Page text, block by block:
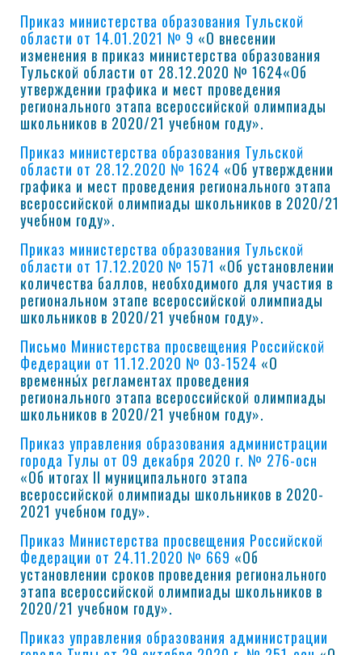
Приказ министерства образования Тульской
области от 14.01.2021 № 9 «О внесении
изменения в приказ министерства образования
Тульской области от 28.12.2020 № 1624«Об
утверждении графика и мест проведения
регионального этапа всероссийской олимпиады
школьников в 2020/21 учебном году».
Приказ министерства образования Тульской
области от 28.12.2020 № 1624 «Об утверждении
графика и мест проведения регионального этапа
всероссийской олимпиады школьников в 2020/21
учебном году».
Приказ министерства образования Тульской
области от 17.12.2020 № 1571 «Об установлении
количества баллов, необходимого для участия в
региональном этапе всероссийской олимпиады
школьников в 2020/21 учебном году».
Письмо Министерства просвещения Российской
Федерации от 11.12.2020 № 03-1524 «О
временны́х регламентах проведения
регионального этапа всероссийской олимпиады
школьников в 2020/21 учебном году».
Приказ управления образования администрации
города Тулы от 09 декабря 2020 г. № 276-осн
«Об итогах II муниципального этапа
всероссийской олимпиады школьников в 2020-
2021 учебном году».
Приказ Министерства просвещения Российской
Федерации от 24.11.2020 № 669 «Об
установлении сроков проведения регионального
этапа всероссийской олимпиады школьников в
2020/21 учебном году».
Приказ управления образования администрации